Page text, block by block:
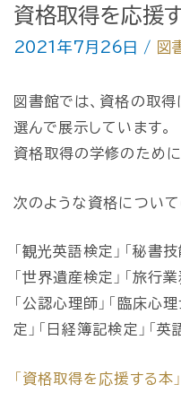
資格取得を応援す
2021年7月26日 / 図
図書館では、資格の取
選んで展示しています。
資格取得の学修のため
次のような資格について
「観光英語検定」「秘書
「世界遺産検定」「旅行
「公認心理師」「臨床心
定」「日経簿記検定」「
「資格取得を応援する本